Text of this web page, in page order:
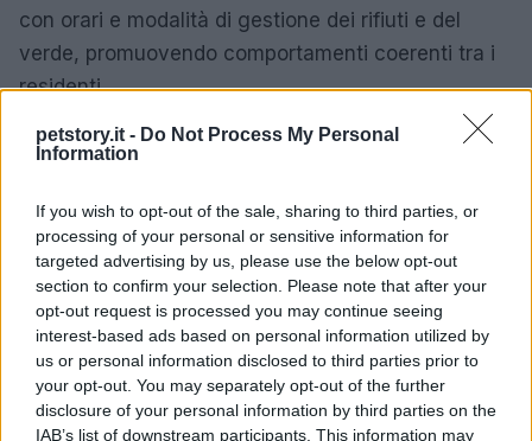
petstory.it - Do Not Process My Personal
Information
If you wish to opt-out of the sale, sharing to third parties, or
processing of your personal or sensitive information for
targeted advertising by us, please use the below opt-out
section to confirm your selection. Please note that after your
opt-out request is processed you may continue seeing
interest-based ads based on personal information utilized by
us or personal information disclosed to third parties prior to
your opt-out. You may separately opt-out of the further
disclosure of your personal information by third parties on the
IAB’s list of downstream participants. This information may
con orari e modalità di gestione dei rifiuti e del
verde, promuovendo comportamenti coerenti tra i
residenti.
Casi specifici ed eccezioni da
– Femmina con cuccioli: aumentare ladistanza
evitare ogni contatto visivo diretto prolungato e
aggirare l’area con ampio margine. Se si sente un
grugnito di richiamo, fermarsi e valutare una via
alternativa.
– Gruppi su strada: non scendere dall’auto per
spingerli a spostarsi; attendere che trovino l’uscita.